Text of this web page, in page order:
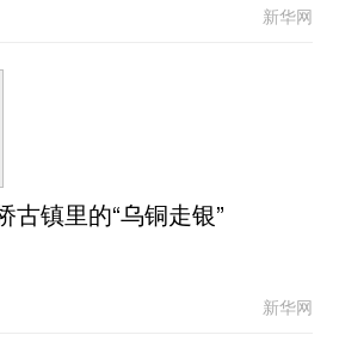
新华网
古镇里的“乌铜走银”
新华网